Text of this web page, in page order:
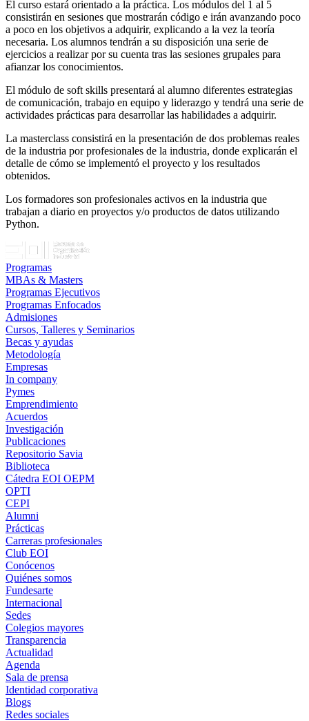
El curso estará orientado a la práctica. Los módulos del 1 al 5
consistirán en sesiones que mostrarán código e irán avanzando poco
a poco en los objetivos a adquirir, explicando a la vez la teoría
necesaria. Los alumnos tendrán a su disposición una serie de
ejercicios a realizar por su cuenta tras las sesiones grupales para
afianzar los conocimientos.
El módulo de soft skills presentará al alumno diferentes estrategias
de comunicación, trabajo en equipo y liderazgo y tendrá una serie de
actividades prácticas para desarrollar las habilidades a adquirir.
La masterclass consistirá en la presentación de dos problemas reales
de la industria por profesionales de la industria, donde explicarán el
detalle de cómo se implementó el proyecto y los resultados
obtenidos.
Los formadores son profesionales activos en la industria que
trabajan a diario en proyectos y/o productos de datos utilizando
Python.
Programas
MBAs & Masters
Programas Ejecutivos
Programas Enfocados
Admisiones
Cursos, Talleres y Seminarios
Becas y ayudas
Metodología
Empresas
In company
Pymes
Emprendimiento
Acuerdos
Investigación
Publicaciones
Repositorio Savia
Biblioteca
Cátedra EOI OEPM
OPTI
CEPI
Alumni
Prácticas
Carreras profesionales
Club EOI
Conócenos
Quiénes somos
Fundesarte
Internacional
Sedes
Colegios mayores
Transparencia
Actualidad
Agenda
Sala de prensa
Identidad corporativa
Blogs
Redes sociales